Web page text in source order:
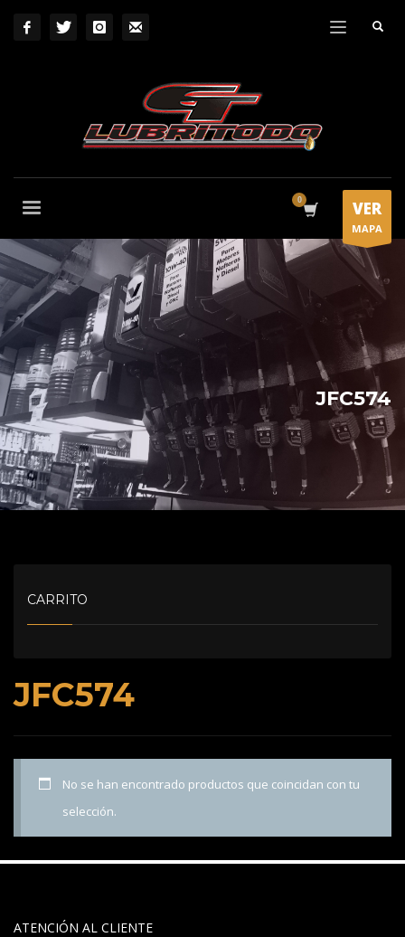
VER
MAPA
JFC574
JFC574
No se han encontrado productos que coincidan con tu
selección.
CARRITO
ATENCIÓN AL CLIENTE